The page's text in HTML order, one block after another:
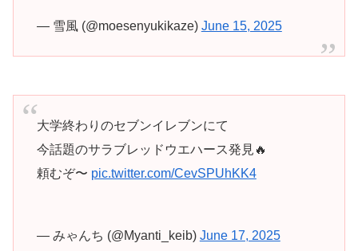
— 雪風 (@moesenyukikaze) June 15, 2025
大学終わりのセブンイレブンにて
今話題のサラブレッドウエハース発見🔥
頼むぞ〜 pic.twitter.com/CevSPUhKK4
— みゃんち (@Myanti_keib) June 17, 2025